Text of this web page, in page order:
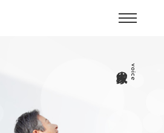
voice
の